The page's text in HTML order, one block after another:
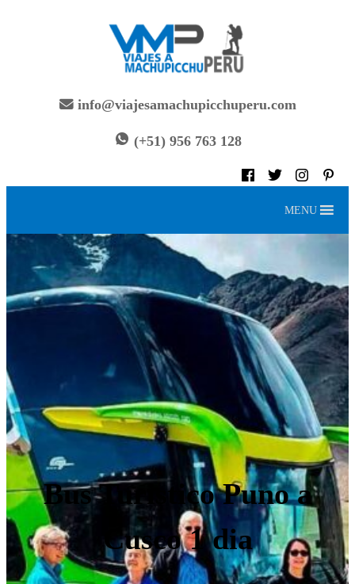
info@viajesamachupicchuperu.com
(+51) 956 763 128
MENU
Bus Turistico Puno a
Cusco 1 dia